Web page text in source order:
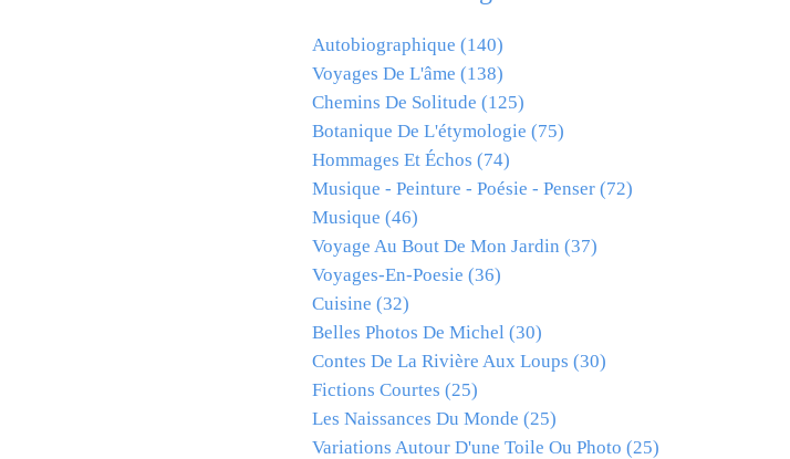
Autobiographique (140)
Voyages De L'âme (138)
Chemins De Solitude (125)
Botanique De L'étymologie (75)
Hommages Et Échos (74)
Musique - Peinture - Poésie - Penser (72)
Musique (46)
Voyage Au Bout De Mon Jardin (37)
Voyages-En-Poesie (36)
Cuisine (32)
Belles Photos De Michel (30)
Contes De La Rivière Aux Loups (30)
Fictions Courtes (25)
Les Naissances Du Monde (25)
Variations Autour D'une Toile Ou Photo (25)